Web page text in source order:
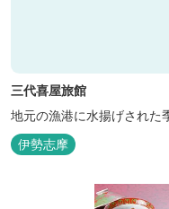
三代喜屋旅館
地元の漁港に水揚げされた
伊勢志摩